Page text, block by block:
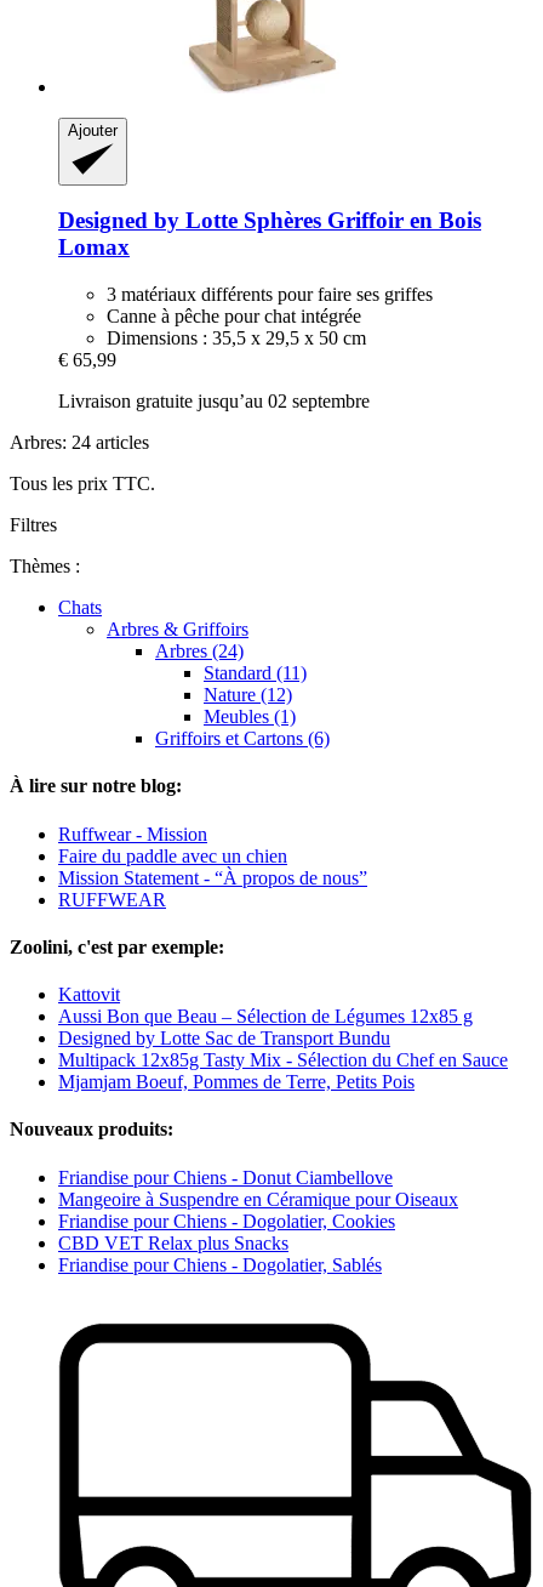
Ajouter
Designed by Lotte Sphères Griffoir en Bois
Lomax
3 matériaux différents pour faire ses griffes
Canne à pêche pour chat intégrée
Dimensions : 35,5 x 29,5 x 50 cm
€ 65,99
Livraison gratuite jusqu’au 02 septembre
Arbres: 24 articles
Tous les prix TTC.
Filtres
Thèmes :
Chats
Arbres & Griffoirs
Arbres (24)
Standard (11)
Nature (12)
Meubles (1)
Griffoirs et Cartons (6)
À lire sur notre blog:
Ruffwear - Mission
Faire du paddle avec un chien
Mission Statement - “À propos de nous”
RUFFWEAR
Zoolini, c'est par exemple:
Kattovit
Aussi Bon que Beau – Sélection de Légumes 12x85 g
Designed by Lotte Sac de Transport Bundu
Multipack 12x85g Tasty Mix - Sélection du Chef en Sauce
Mjamjam Boeuf, Pommes de Terre, Petits Pois
Nouveaux produits:
Friandise pour Chiens - Donut Ciambellove
Mangeoire à Suspendre en Céramique pour Oiseaux
Friandise pour Chiens - Dogolatier, Cookies
CBD VET Relax plus Snacks
Friandise pour Chiens - Dogolatier, Sablés